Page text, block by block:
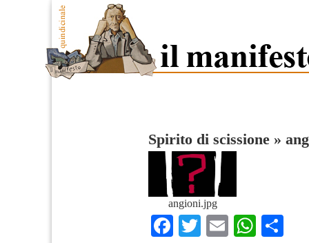
Spirito di scissione »
angioni.jpg
Facebook
TwitterEmail